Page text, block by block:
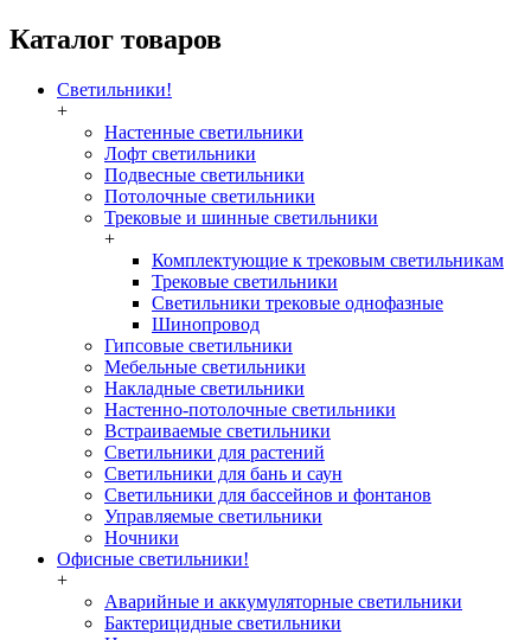
Каталог товаров
Светильники!
+
Настенные светильники
Лофт светильники
Подвесные светильники
Потолочные светильники
Трековые и шинные светильники
+
Комплектующие к трековым светильникам
Трековые светильники
Светильники трековые однофазные
Шинопровод
Гипсовые светильники
Мебельные светильники
Накладные светильники
Настенно-потолочные светильники
Встраиваемые светильники
Светильники для растений
Светильники для бань и саун
Светильники для бассейнов и фонтанов
Управляемые светильники
Ночники
Офисные светильники!
+
Аварийные и аккумуляторные светильники
Бактерицидные светильники